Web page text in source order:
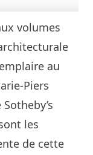
volumes
au
Piers
les
de cette